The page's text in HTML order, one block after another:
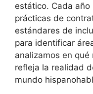
estático. Cada
prácticas de
estándares de
para identificar
analizamos en
refleja la realidad
mundo